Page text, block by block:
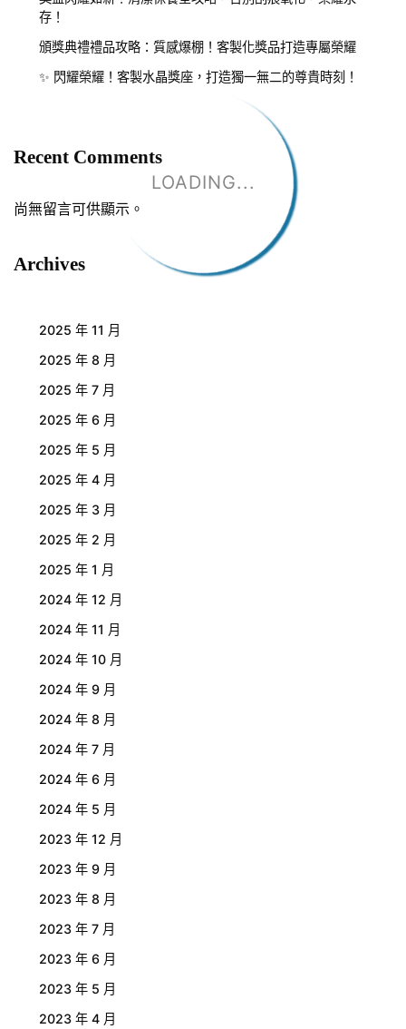
LOADING...
存！
頒獎典禮禮品攻略：質感爆棚！客製化獎品打造專屬榮耀
✨ 閃耀榮耀！客製水晶獎座，打造獨一無二的尊貴時刻！
Recent Comments
尚無留言可供顯示。
Archives
2025 年 11 月
2025 年 8 月
2025 年 7 月
2025 年 6 月
2025 年 5 月
2025 年 4 月
2025 年 3 月
2025 年 2 月
2025 年 1 月
2024 年 12 月
2024 年 11 月
2024 年 10 月
2024 年 9 月
2024 年 8 月
2024 年 7 月
2024 年 6 月
2024 年 5 月
2023 年 12 月
2023 年 9 月
2023 年 8 月
2023 年 7 月
2023 年 6 月
2023 年 5 月
2023 年 4 月